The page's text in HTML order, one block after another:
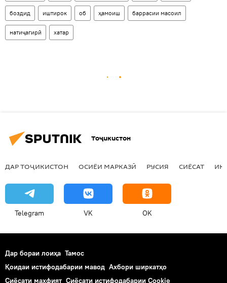
боздид иштирок об ҳамоиш баррасии масоил
натиҷагирӣ хатар
Тоҷикистон
ДАР ТОҶИКИСТОН ОСИЁИ МАРКАЗӢ РУСИЯ СИЁСАТ
Telegram VK OK
Дар бораи лоиҳа Тамос
Қоидаи истифодабарии мавод Ахбори ширкатҳо
Сиёсати махфият Сиёсати истифодабарии Cookie